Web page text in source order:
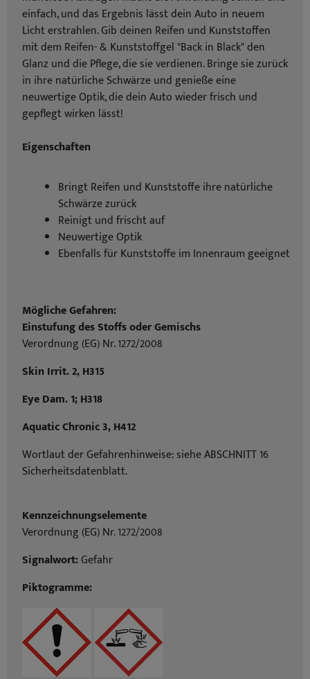
einfach, und das Ergebnis lässt dein Auto in neuem
Licht erstrahlen. Gib deinen Reifen und Kunststoffen
mit dem Reifen- & Kunststoffgel "Back in Black" den
Glanz und die Pflege, die sie verdienen. Bringe sie zurück
in ihre natürliche Schwärze und genieße eine
neuwertige Optik, die dein Auto wieder frisch und
gepflegt wirken lässt!
Eigenschaften
Bringt Reifen und Kunststoffe ihre natürliche
Schwärze zurück
Reinigt und frischt auf
Neuwertige Optik
Ebenfalls für Kunststoffe im Innenraum geeignet
Mögliche Gefahren:
Einstufung des Stoffs oder Gemischs
Verordnung (EG) Nr. 1272/2008
Skin Irrit. 2, H315
Eye Dam. 1; H318
Aquatic Chronic 3, H412
Wortlaut der Gefahrenhinweise: siehe ABSCHNITT 16
Sicherheitsdatenblatt.
Kennzeichnungselemente
Verordnung (EG) Nr. 1272/2008
Signalwort:Gefahr
Piktogramme: